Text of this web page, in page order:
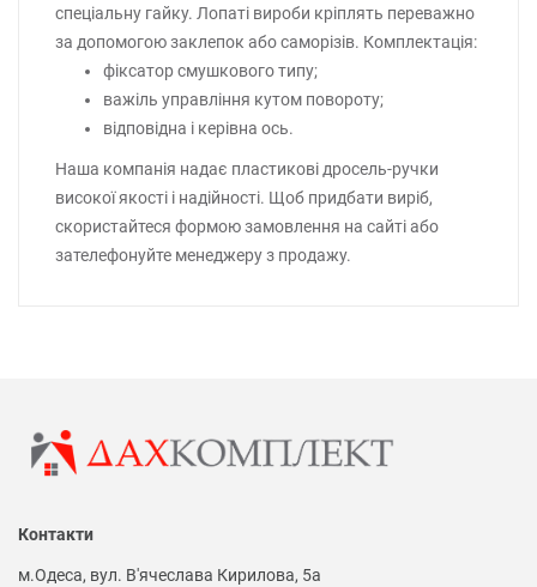
спеціальну гайку. Лопаті вироби кріплять переважно
за допомогою заклепок або саморізів. Комплектація:
фіксатор смушкового типу;
важіль управління кутом повороту;
відповідна і керівна ось.
Наша компанія надає пластикові дросель-ручки
високої якості і надійності. Щоб придбати виріб,
скористайтеся формою замовлення на сайті або
зателефонуйте менеджеру з продажу.
Контакти
м.Одеса, вул. В'ячеслава Кирилова, 5а